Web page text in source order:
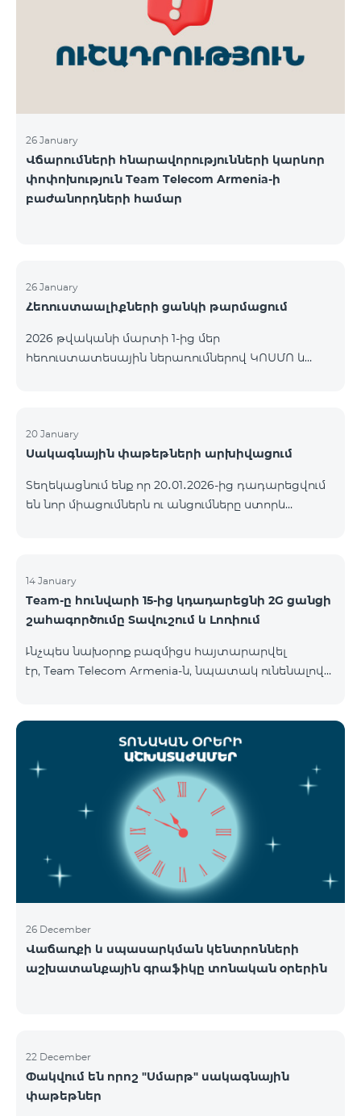
վճարահաշվարկային ընկերությունների կողմից
Team Telecom Armenia-ին առաջարկված
պայմանները ենթադրում էին ծառայությունների
26 January
Վճարումների հնարավորությունների կարևոր
փոփոխություն Team Telecom Armenia-ի
բաժանորդների համար
26 January
Հեռուստաալիքների ցանկի թարմացում
2026 թվականի մարտի 1-ից մեր
հեռուստատեսային ներառումներով ԿՈՍՄՈ և
մուլտիպլեքս հեռուստաալիքները հասանելի
կլինեն միայն այն մարզերում, որտեղ դրանց
մարմինների պահանջների։ Այս փոփոխությունը
իրականացվում է հեռուստատեսային հարթակի
ցանկը ըստ մարզեր
20 January
Սակագնային փաթեթների արխիվացում
Տեղեկացնում ենք որ 20․01․2026-ից դադարեցվում
են նոր միացումներն ու անցումները ստորև
14 January
Team-ը հունվարի 15-ից կդադարեցնի 2G ցանցի
շահագործումը Տավուշում և Լոռիում
Ւնչպես նախօրոք բազմիցս հայտարարվել
էր, Team Telecom Armenia-ն, նպատակ ունենալով
կունենա փուլային տարբերակով: Առաջին փուլով
ցանցը կանջատվի Տավուշի և Լոռու մարզերում՝
2026թ.-ի հունվարի 15-ից: Ծառայությունների
անխափան հասանելությունն ապահովելու
նպատակով շարունակում է գործել հատուկ
առաջարկ, որը հնարավորություն է ընձեռում ձեռք
բերել նոր տեխնոլոգիաներով աշխատող բջջային
հեռախոսնե
26 December
Վաճառքի և սպասարկման կենտրոնների
աշխատանքային գրաֆիկը տոնական օրերին
22 December
Փակվում են որոշ "Սմարթ" սակագնային
փաթեթներ